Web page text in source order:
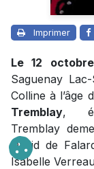
Imprimer
Le 12
Saguenay
Colline à l’âge
Tremblay,
Tremblay
David de
Isabelle